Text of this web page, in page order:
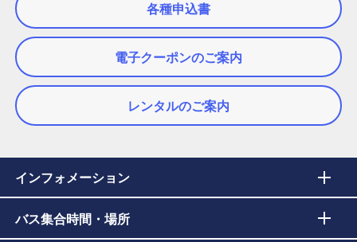
各種申込書
電子クーポンのご案内
レンタルのご案内
インフォメーション
バス集合時間・場所